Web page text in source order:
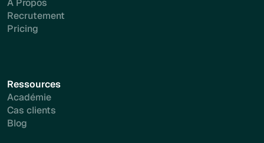
Recrutement
Pricing
Ressources
Académie
Cas clients
Blog